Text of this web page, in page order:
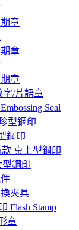
章
章
章
字/片語章
Seal
型鋼印
鋼印
桌上型鋼印
型鋼印
夾具
Flash Stamp
章